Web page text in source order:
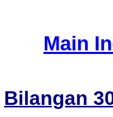
Main
Bilangan